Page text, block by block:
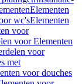
Elementen
wc'sElementen
voor
voor Elementen
voor
met
voor douches